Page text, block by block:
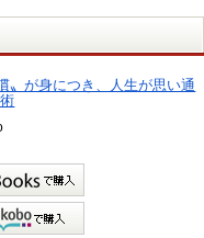
〟が身につき、人生が思い通